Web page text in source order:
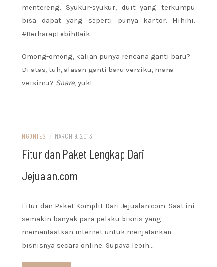
mentereng. Syukur-syukur, duit yang terkumpu
bisa dapat yang seperti punya kantor. Hihihi.
#BerharapLebihBaik.
Omong-omong, kalian punya rencana ganti baru?
Di atas, tuh, alasan ganti baru versiku, mana
versimu? Share, yuk!
NGONTES / MARCH 9, 2013
Fitur dan Paket Lengkap Dari
Jejualan.com
Fitur dan Paket Komplit Dari Jejualan.com. Saat ini
semakin banyak para pelaku bisnis yang
memanfaatkan internet untuk menjalankan
bisnisnya secara online. Supaya lebih…